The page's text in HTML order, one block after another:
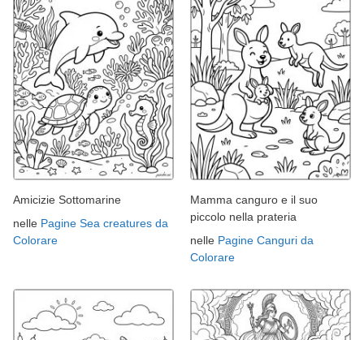
Amicizie Sottomarine
nelle Pagine Sea creatures da
Colorare
Mamma canguro e il suo
piccolo nella prateria
nelle Pagine Canguri da
Colorare